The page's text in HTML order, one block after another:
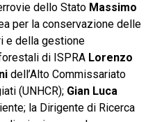
dello Stato Massimo
per la conservazione delle
e della gestione
di ISPRA Lorenzo
dell’Alto Commissariato
(UNHCR); Gian Luca
la Dirigente di Ricerca